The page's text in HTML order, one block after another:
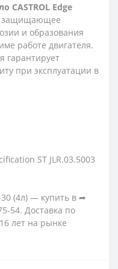
CASTROL Edge
защищающее
и образования
работе двигателя.
гарантирует
при эксплуатации в
ST JLR.03.5003
30 (4л) — купить в ➦
54. Доставка по
лет на рынке